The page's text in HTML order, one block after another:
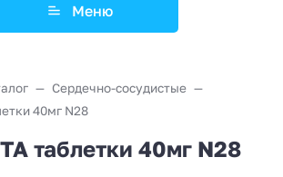
Меню
Сердечно-сосудистые
40мг N28
таблетки 40мг N28